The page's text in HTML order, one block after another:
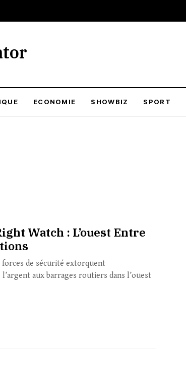
ECONOMIE SHOWBIZ SPORT
Watch : L’ouest Entre
forces de sécurité extorquent
aux barrages routiers dans l’ouest